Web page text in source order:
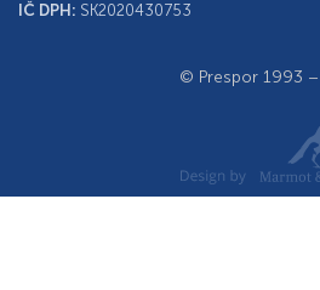
IČ DPH: SK2020430753
© Prespor 1993